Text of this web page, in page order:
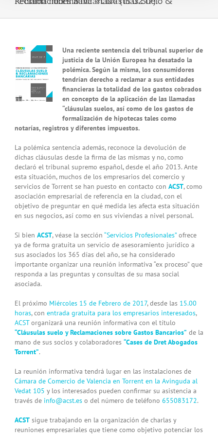
View
Larger
Image
Una reciente sentencia del tribunal superior de
justicia de la Unión Europea ha desatado la
polémica. Según la misma, los consumidores
tendrían derecho a reclamar a sus entidades
financieras la totalidad de los gastos cobrados
en concepto de la aplicación de las llamadas
“cláusulas suelos, así como de los gastos de
formalización de hipotecas tales como
notarías, registros y diferentes impuestos.
La polémica sentencia además, reconoce la devolución de
dichas cláusulas desde la firma de las mismas y no, como
declaró el tribunal supremo español, desde el año 2013. Ante
esta situación, muchos de los empresarios del comercio y
servicios de Torrent se han puesto en contacto con ACST, como
asociación empresarial de referencia en la ciudad, con el
objetivo de preguntar en qué medida les afecta esta situación
en sus negocios, así como en sus viviendas a nivel personal.
Si bien ACST, véase la sección “Servicios Profesionales” ofrece
ya de forma gratuita un servicio de asesoramiento jurídico a
sus asociados los 365 días del año, se ha considerado
importante organizar una reunión informativa “ex proceso” que
responda a las preguntas y consultas de su masa social
asociada.
El próximo Miércoles 15 de Febrero de 2017, desde las 15.00
horas, con entrada gratuita para los empresarios interesados,
ACSTorganizará una reunión informativa con el título
“Cláusulas suelo y Reclamaciones sobre Gastos Bancarios” de la
mano de sus socios y colaboradores “Cases de Dret Abogados
Torrent”.
La reunión informativa tendrá lugar en las instalaciones de
Cámara de Comercio de Valencia en Torrent en la Avinguda al
Vedat 105 y los interesados pueden confirmar su asistencia a
través de info@acst.es o del número de teléfono 655083172.
ACST sigue trabajando en la organización de charlas y
reuniones empresariales que tiene como objetivo potenciar los